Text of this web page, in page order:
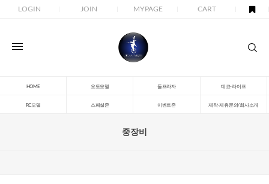
LOGIN JOIN MYPAGE CART
HOME 오토모델 돌프라자 데코-라이프
RC모델 스페셜존 이벤트존 제작-제휴문의/회사소개
중장비